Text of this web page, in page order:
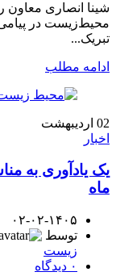
شینا انصاری
محیط‌زیست در
تبریک...
ادامه مطلب
02 اردیبهشت
اخبار
یک یادآوری به
ماه
۰۲-۰۲-۱۴۰۵
توسط
زیست
۰ دیدگاه